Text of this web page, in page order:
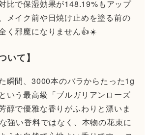
比で保湿効果が148.19%もアップ
メイク前や日焼け止めを塗る前の
く邪魔になりません👍☀️
いて】
瞬間、3000本のバラからたった1g
いう最高級「ブルガリアンローズ
醇で優雅な香りがふわりと漂いま
強い香料ではなく、本物の花束に